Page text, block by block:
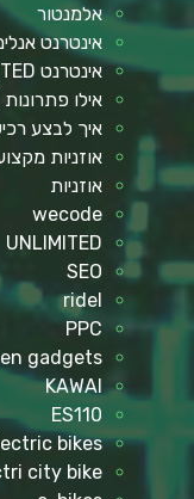
אלמנטור
אינטרנט
אינטרנט UNLIMITED
אילו פתרונות BI קיימים היום
איך לבצע
אוזניות
אוזניות
wecode
UNLIMITED
SEO
ridel
PPC
gadgets
KAWAI
ES110
bikes
city bike